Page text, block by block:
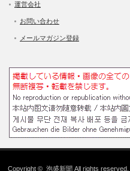
運営会社
お問い合わせ
メールマガジン登録
Copyright ©泡盛新聞 All rights reserved.